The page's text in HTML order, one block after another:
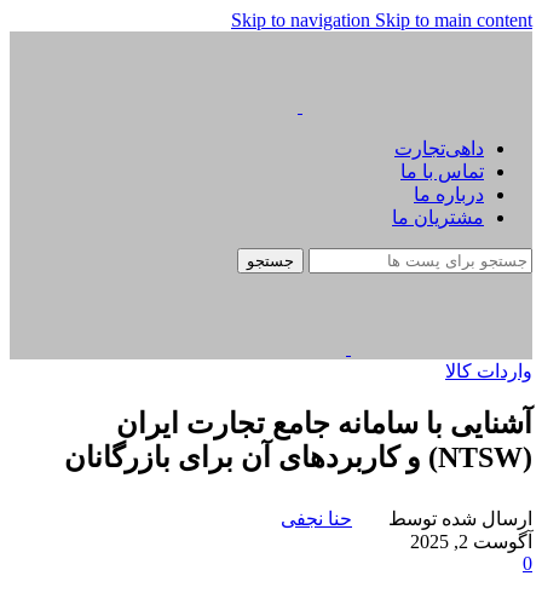
Skip to navigation Skip to main content
داهی‌تجارت
تماس با ما
درباره ما
مشتریان ما
جستجو
واردات کالا
آشنایی با سامانه جامع تجارت ایران
(NTSW) و کاربردهای آن برای بازرگانان
ارسال شده توسط
حنا نجفی
آگوست 2, 2025
0